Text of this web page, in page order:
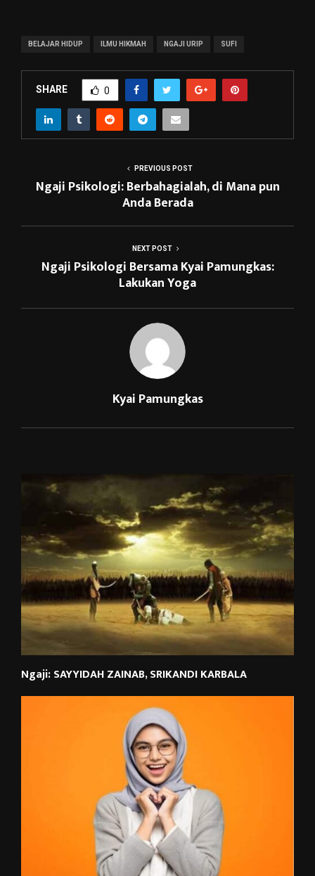
BELAJAR HIDUP ILMU HIKMAH NGAJI URIP SUFI
SHARE 0
PREVIOUS POST
Ngaji Psikologi: Berbahagialah, di Mana pun
Anda Berada
NEXT POST
Ngaji Psikologi Bersama Kyai Pamungkas:
Lakukan Yoga
Kyai Pamungkas
Ngaji: SAYYIDAH ZAINAB, SRIKANDI KARBALA